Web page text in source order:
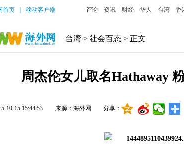
首页 移动客户端 评论 资讯 财经 华人 台湾 香
台湾 > 社会百态 > 正文
周杰伦女儿取名Hathaway
10-15 15:44:53 来源：海外网 分享：